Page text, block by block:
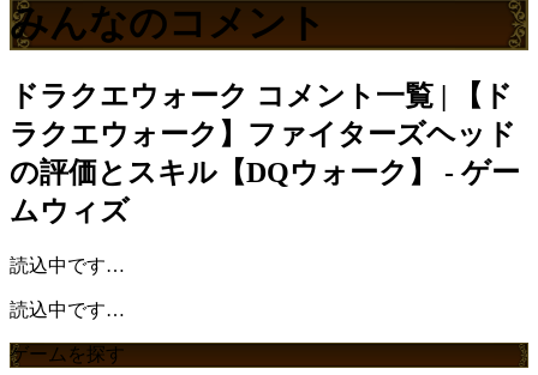
みんなのコメント
ドラクエウォーク コメント一覧 | 【ド
ラクエウォーク】ファイターズヘッド
の評価とスキル【DQウォーク】 - ゲー
ムウィズ
読込中です…
読込中です…
ゲームを探す